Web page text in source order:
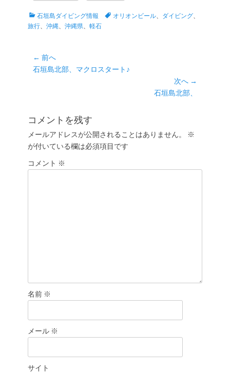
カ
テ
石垣島ダイビング情報
タ オリオンビール ダイビング
旅行
沖縄 沖縄県 軽石
投
稿
ー
シ
ョ
ン
← 前へ
前
石垣島北部、マクロスタート♪
次へ →
投
石垣島北部、
コメントを残す
メールアドレスが公開されることはありません。
※
が付いている欄は必須項目です
コメント ※
名前 ※
メール ※
サイト